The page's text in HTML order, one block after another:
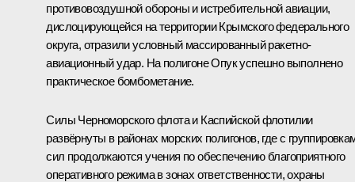
противовоздушной обороны и истребительной авиации,
дислоцирующейся на территории Крымского федерального
округа, отразили условный массированный ракетно-
авиационный удар. На полигоне Опук успешно выполнено
практическое бомбометание.
Силы Черноморского флота и Каспийской флотилии
развёрнуты в районах морских полигонов, где с
сил продолжаются учения по обеспечению благоприятного
оперативного режима в зонах ответственности, охраны